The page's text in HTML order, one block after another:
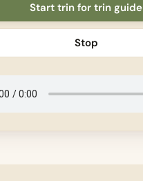
Start trin for trin guide
Stop